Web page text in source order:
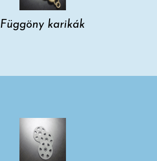
Függöny karikák